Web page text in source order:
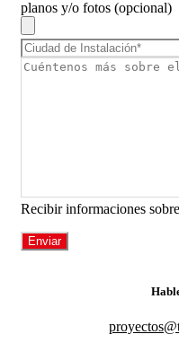
planos y/o fotos (opcional)
Recibir informaciones